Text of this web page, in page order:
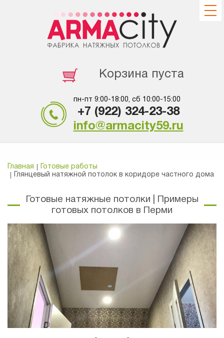
Корзина пуста
пн-пт 9:00-18:00, сб 10:00-15:00
+7 (922) 324-23-38
info@armacity59.ru
Главная
Готовые работы
Глянцевый натяжной потолок в коридоре частного дома
Готовые натяжные потолки | Примеры
готовых потолков в Перми